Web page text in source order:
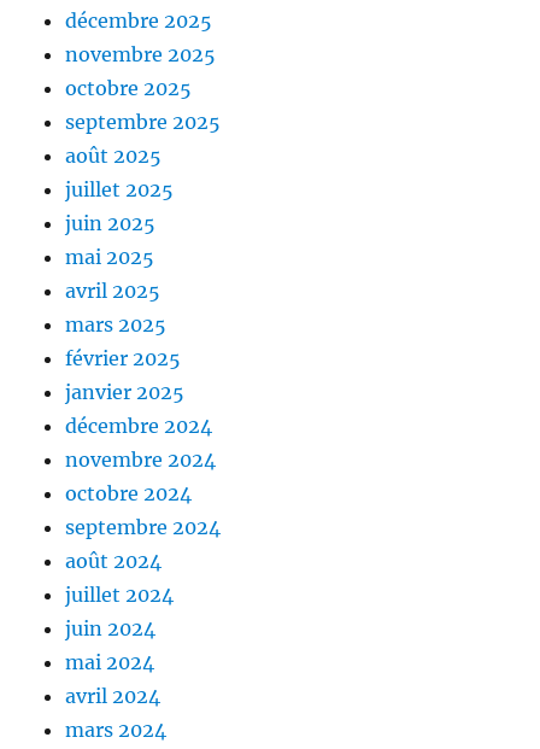
décembre 2025
novembre 2025
octobre 2025
septembre 2025
août 2025
juillet 2025
juin 2025
mai 2025
avril 2025
mars 2025
février 2025
janvier 2025
décembre 2024
novembre 2024
octobre 2024
septembre 2024
août 2024
juillet 2024
juin 2024
mai 2024
avril 2024
mars 2024